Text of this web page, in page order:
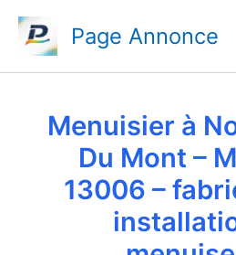
contenu
Page Annonce
Menuisier à
Du Mont –
13006 –